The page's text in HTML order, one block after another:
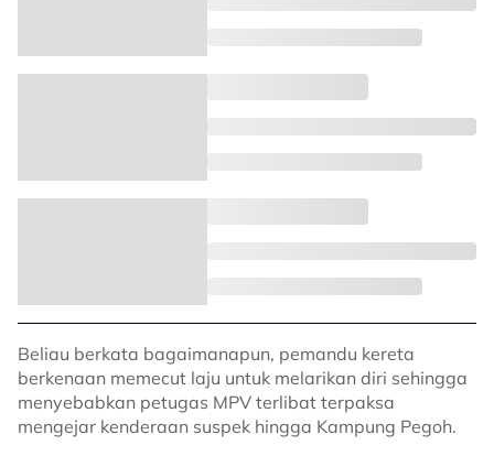
Beliau berkata bagaimanapun, pemandu kereta
berkenaan memecut laju untuk melarikan diri sehingga
menyebabkan petugas MPV terlibat terpaksa
mengejar kenderaan suspek hingga Kampung Pegoh.